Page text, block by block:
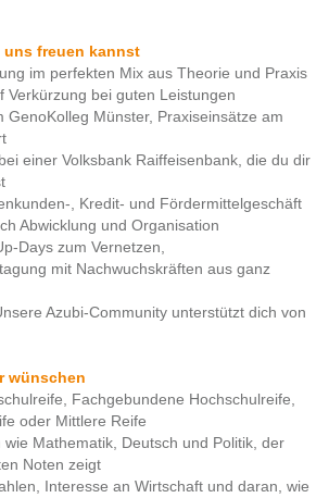
freuen kannst
im perfekten Mix aus Theorie und Praxis
Verkürzung bei guten Leistungen
GenoKolleg Münster, Praxiseinsätze am
einer Volksbank Raiffeisenbank, die du dir
, Kredit- und Fördermittelgeschäft
Abwicklung und Organisation
Days zum Vernetzen,
mit Nachwuchskräften aus ganz
Azubi-Community unterstützt dich von
wünschen
Fachgebundene Hochschulreife,
oder Mittlere Reife
Mathematik, Deutsch und Politik, der
Noten zeigt
Interesse an Wirtschaft und daran, wie